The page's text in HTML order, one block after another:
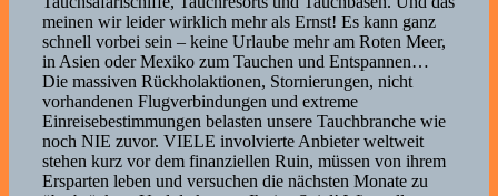
meinen wir leider wirklich mehr als Ernst! Es kann ganz
schnell vorbei sein – keine Urlaube mehr am Roten Meer,
in Asien oder Mexiko zum Tauchen und Entspannen…
Die massiven Rückholaktionen, Stornierungen, nicht
vorhandenen Flugverbindungen und extreme
Einreisebestimmungen belasten unsere Tauchbranche wie
noch NIE zuvor. VIELE involvierte Anbieter weltweit
stehen kurz vor dem finanziellen Ruin, müssen von ihrem
Ersparten leben und versuchen die nächsten Monate zu